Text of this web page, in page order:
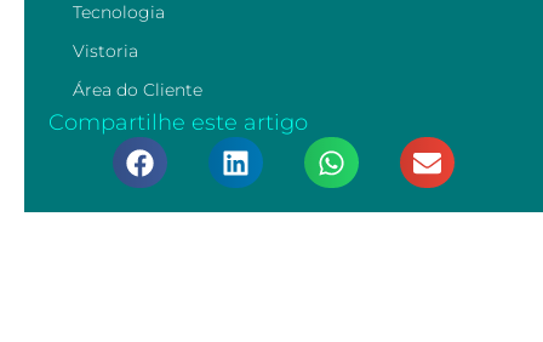
Tecnologia
Vistoria
Área do Cliente
Compartilhe este artigo